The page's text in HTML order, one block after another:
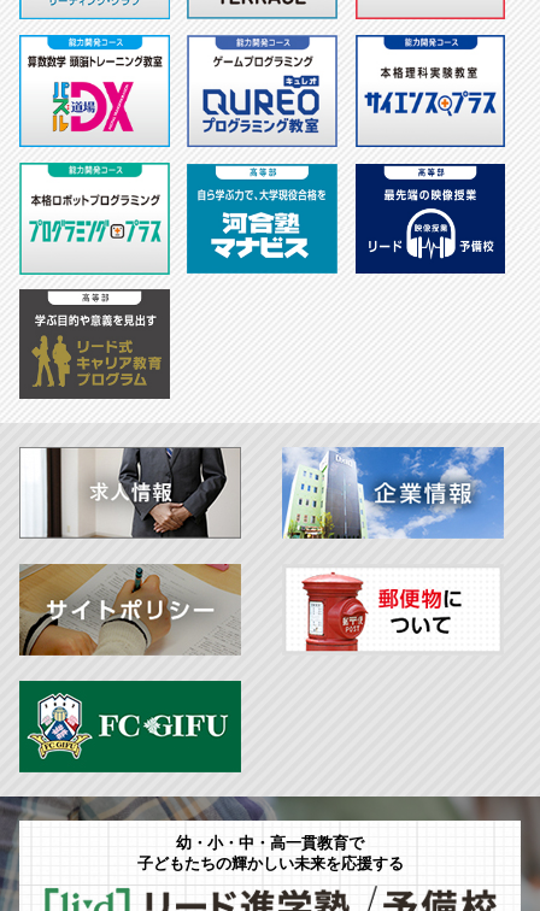
幼・小・中・高一貫教育で
子どもたちの輝かしい未来を応援する